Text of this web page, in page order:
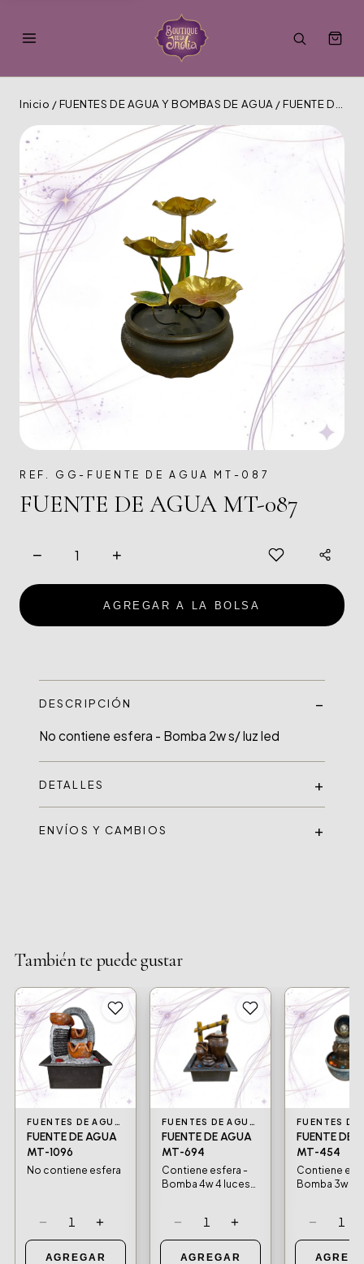
Inicio /FUENTES DE AGUA Y BOMBAS DE AGUA /FUENTE DE AGUA MT-087
REF. GG-FUENTE DE AGUA MT-087
FUENTE DE AGUA MT-087
− +
AGREGAR A LA BOLSA
DESCRIPCIÓN
No contiene esfera - Bomba 2w s/ luz led
DETALLES
ENVÍOS Y CAMBIOS
También te puede gustar
FUENTES DE AGUA Y BOMBAS DE AGUA
FUENTE DE AGUA
MT-1096
No contiene esfera
− 1 +
AGREGAR
FUENTES DE AGUA Y BOMBAS DE AGUA
FUENTE DE AGUA
MT-694
Contiene esfera -
Bomba 4w 4 luces
− 1 +
AGREGAR
FUENTE DE
MT-454
Contiene
Bomba 3w 4
− 1